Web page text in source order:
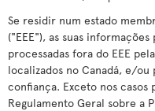
Se residir num estado
("EEE"), as suas
processadas fora do EEE
localizados no Canadá, e/
confiança. Exceto nos casos
Regulamento Geral sobre a